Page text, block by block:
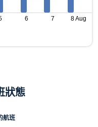
6 7 8 Aug
狀態
航班